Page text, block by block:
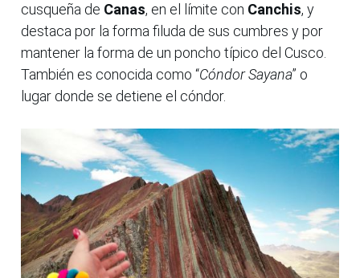
cusqueña de Canas, en el límite con Canchis, y
destaca por la forma filuda de sus cumbres y por
mantener la forma de un poncho típico del Cusco.
También es conocida como “Cóndor Sayana” o
lugar donde se detiene el cóndor.